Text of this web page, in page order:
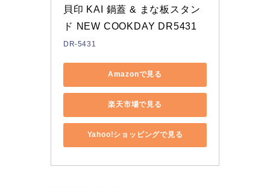
貝印 KAI 鍋蓋 & まな板スタン
ド NEW COOKDAY DR5431
DR-5431
Amazonで見る
楽天市場で見る
Yahoo!ショッピングで見る